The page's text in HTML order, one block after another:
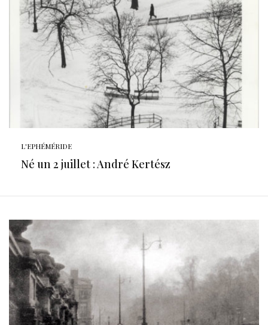
L'EPHÉMÉRIDE
Né un 2 juillet : André Kertész